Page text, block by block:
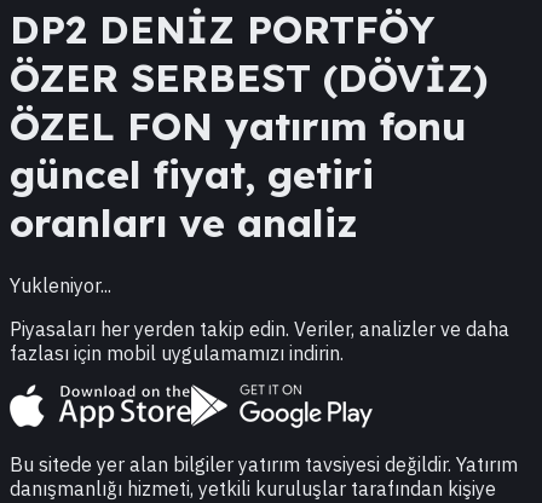
DP2 DENİZ PORTFÖY
ÖZER SERBEST (DÖVİZ)
ÖZEL FON yatırım fonu
güncel fiyat, getiri
oranları ve analiz
Yukleniyor...
Piyasaları her yerden takip edin. Veriler, analizler ve daha
fazlası için mobil uygulamamızı indirin.
Bu sitede yer alan bilgiler yatırım tavsiyesi değildir. Yatırım
danışmanlığı hizmeti, yetkili kuruluşlar tarafından kişiye